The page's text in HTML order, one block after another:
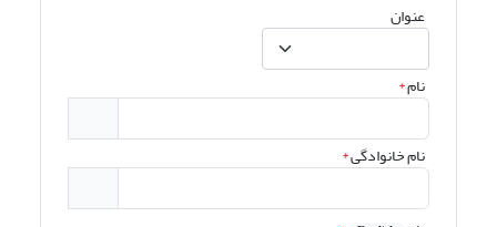
عنوان
نام*
نام خانوادگی*